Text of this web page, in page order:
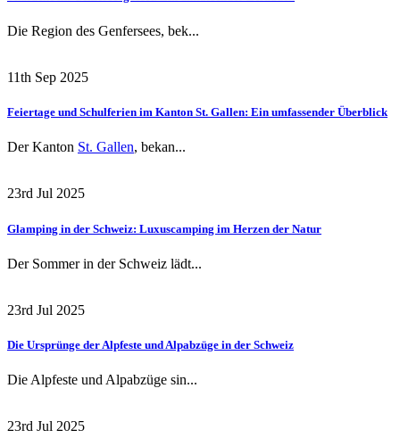
Die Region des Genfersees, bek...
11th Sep 2025
Feiertage und Schulferien im Kanton St. Gallen: Ein umfassender Überblick
Der Kanton St. Gallen, bekan...
23rd Jul 2025
Glamping in der Schweiz: Luxuscamping im Herzen der Natur
Der Sommer in der Schweiz lädt...
23rd Jul 2025
Die Ursprünge der Alpfeste und Alpabzüge in der Schweiz
Die Alpfeste und Alpabzüge sin...
23rd Jul 2025